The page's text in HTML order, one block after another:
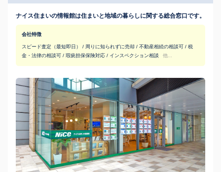
ナイス住まいの情報館は住まいと地域の暮らしに関する総合窓口です。
会社特徴
スピード査定（最短即日） / 周りに知られずに売却 / 不動産相続の相談可 / 税
金・法律の相談可 / 瑕疵担保保険対応 / インスペクション相談
他...